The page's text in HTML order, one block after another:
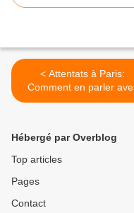
< Attentats à Paris:
Comment en parler avec
ses enfants?
Hébergé par Overblog
Top articles
Pages
Contact